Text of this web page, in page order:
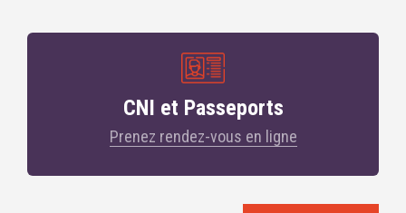
CNI et Passeports
Prenez rendez-vous en ligne